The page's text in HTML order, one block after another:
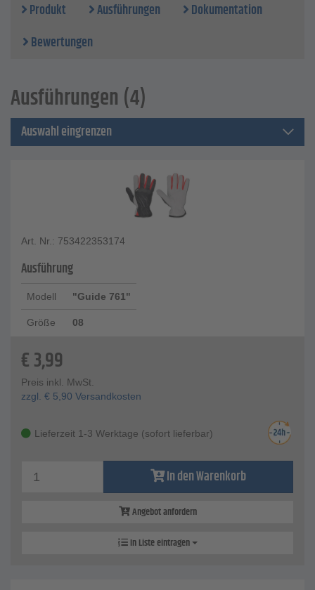
Produkt Ausführungen
Dokumentation
Bewertungen
Ausführungen (4)
Auswahl eingrenzen
Art. Nr.: 753422353174
Ausführung
Modell "Guide 761"
Größe 08
€3,99
Preis inkl. MwSt.
zzgl. € 5,90 Versandkosten
Lieferzeit 1-3 Werktage (sofort lieferbar)
In den Warenkorb
Angebot anfordern
In Liste eintragen